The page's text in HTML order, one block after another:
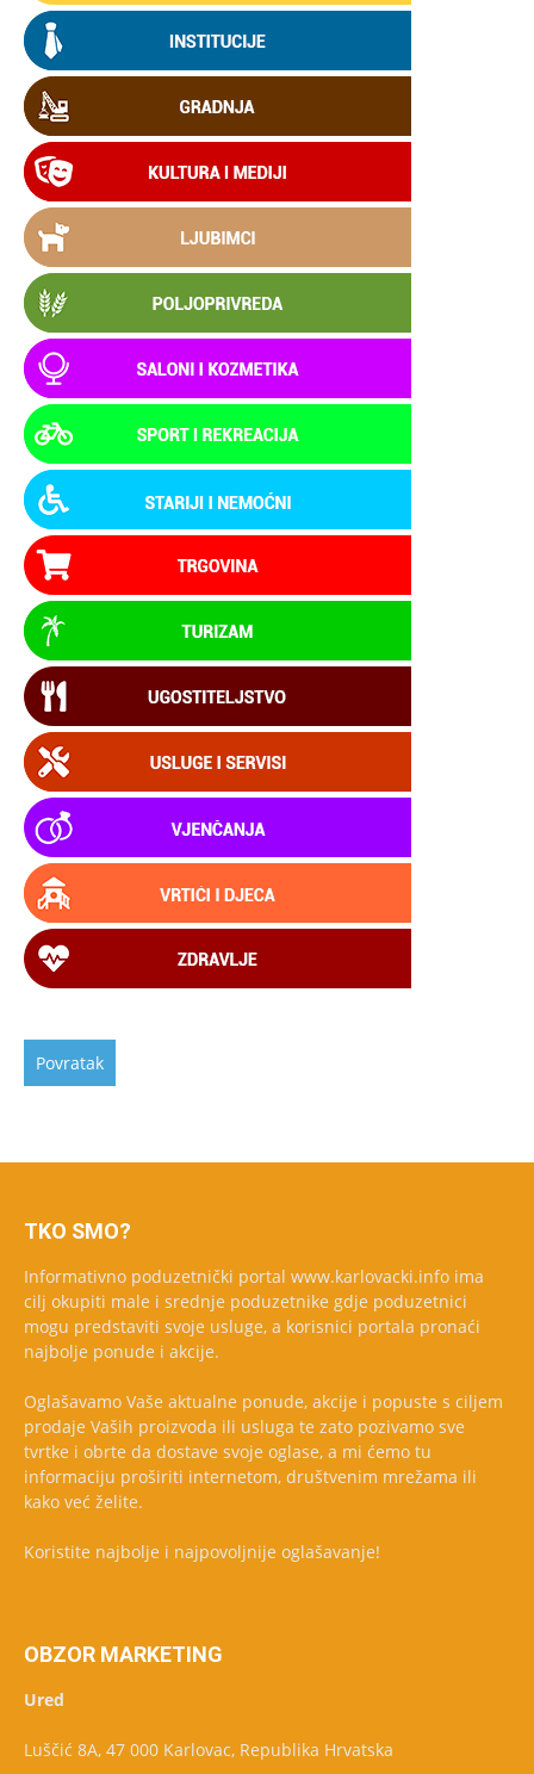
TKO SMO?
Informativno poduzetnički portal www.karlovacki.info ima
cilj okupiti male i srednje poduzetnike gdje poduzetnici
mogu predstaviti svoje usluge, a korisnici portala pronaći
najbolje ponude i akcije.
Oglašavamo Vaše aktualne ponude, akcije i popuste s ciljem
prodaje Vaših proizvoda ili usluga te zato pozivamo sve
tvrtke i obrte da dostave svoje oglase, a mi ćemo tu
informaciju proširiti internetom, društvenim mrežama ili
kako već želite.
Koristite najbolje i najpovoljnije oglašavanje!
OBZOR MARKETING
Ured
Luščić 8A, 47 000 Karlovac, Republika Hrvatska